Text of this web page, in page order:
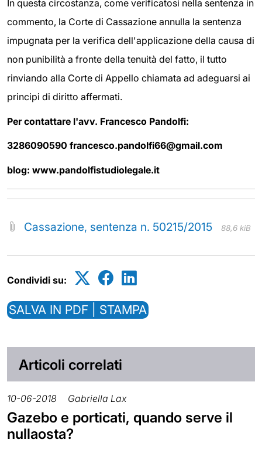
In questa circostanza, come verificatosi nella sentenza in
commento, la Corte di Cassazione annulla la sentenza
impugnata per la verifica dell'applicazione della causa di
non punibilità a fronte della tenuità del fatto, il tutto
rinviando alla Corte di Appello chiamata ad adeguarsi ai
principi di diritto affermati.
Per contattare l'avv. Francesco Pandolfi:
3286090590 francesco.pandolfi66@gmail.com
blog: www.pandolfistudiolegale.it
Cassazione, sentenza n. 50215/2015 88,6 kiB
Condividi su:
SALVA IN PDF | STAMPA
Articoli correlati
10-06-2018 Gabriella Lax
Gazebo e porticati, quando serve il
nullaosta?